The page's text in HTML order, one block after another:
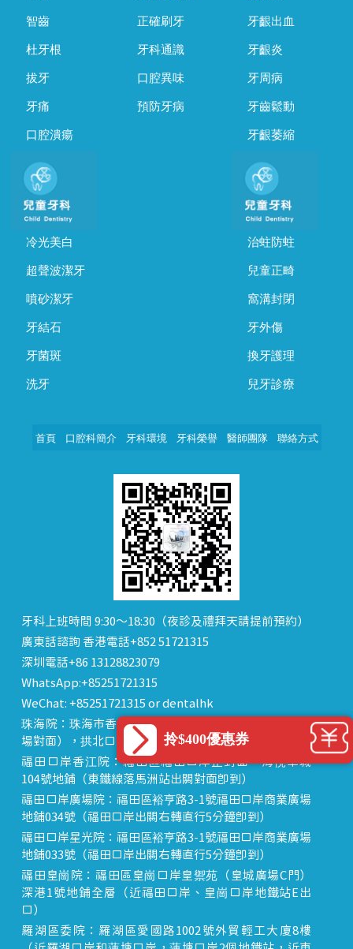
智齒
杜牙根
拔牙
牙痛
口腔潰瘍
正確刷牙
牙科通識
口腔異味
預防牙病
牙齦出血
牙齦炎
牙周病
牙齒鬆動
牙齦萎縮
冷光美白
超聲波潔牙
噴砂潔牙
牙結石
牙菌斑
洗牙
治蛀防蛀
兒童正畸
窩溝封閉
牙外傷
換牙護理
兒牙診療
首頁 口腔科簡介 牙科環境 牙科榮譽 醫師團隊 聯絡方式
牙科上班時間 9:30～18:30（夜診及禮拜天請提前預約）
廣東話諮詢 香港電話+852 51721315
深圳電話+86 13128823079
WhatsApp:+85251721315
WeChat: +85251721315 or dentalhk
珠海院：珠海市香洲區 拱北中建商業大廈 15樓（迎賓廣
場對面），拱北口岸步行8分鐘直達
福田口岸香江院：福田區福田口岸正對面，海悅華城
104號地鋪（東鐵線落馬洲站出關對面即到）
福田口岸廣場院：福田區裕亨路3-1號福田口岸商業廣場
地鋪034號（福田口岸出關右轉直行5分鐘即到）
福田口岸星光院：福田區裕亨路3-1號福田口岸商業廣場
地鋪033號（福田口岸出關右轉直行5分鐘即到）
福田皇崗院：福田區皇崗口岸皇禦苑（皇城廣場C門）
深港1號地鋪全層（近福田口岸、皇崗口岸地鐵站E出
口）
羅湖區委院：羅湖區愛國路1002號外貿輕工大廈8樓
拎$400優惠券